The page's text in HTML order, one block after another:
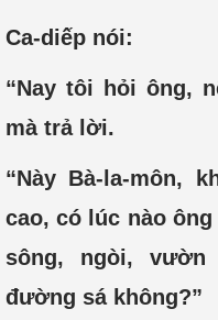
Ca-diếp nói:
“Nay tôi hỏi ông,
mà trả lời.
“Này Bà-la-môn,
cao, có lúc nào
sông, ngòi,
đường sá không?”